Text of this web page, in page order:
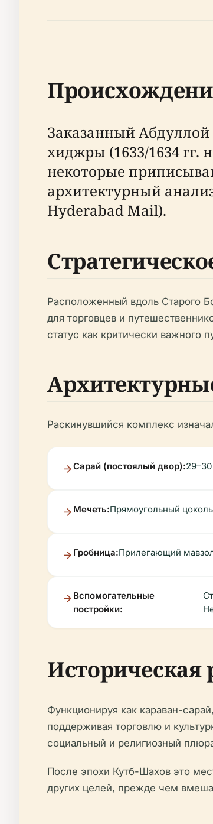
Заказанный
хиджры (1633/1634 гг.
некоторые
архитектурный
Hyderabad Mail).
Расположенный вдоль Старого
для торговцев и
статус как критически важного
Раскинувшийся комплекс
Сарай (постоялый двор):
Мечеть:Прямоугольный
Гробница:Прилегающий
Вспомогательные
постройки:
Историческая
Функционируя как караван-
поддерживая торговлю и
социальный и религиозный
После эпохи Кутб-Шахов это
других целей, прежде чем